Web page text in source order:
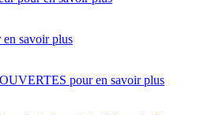
en savoir plus
pour en savoir plus